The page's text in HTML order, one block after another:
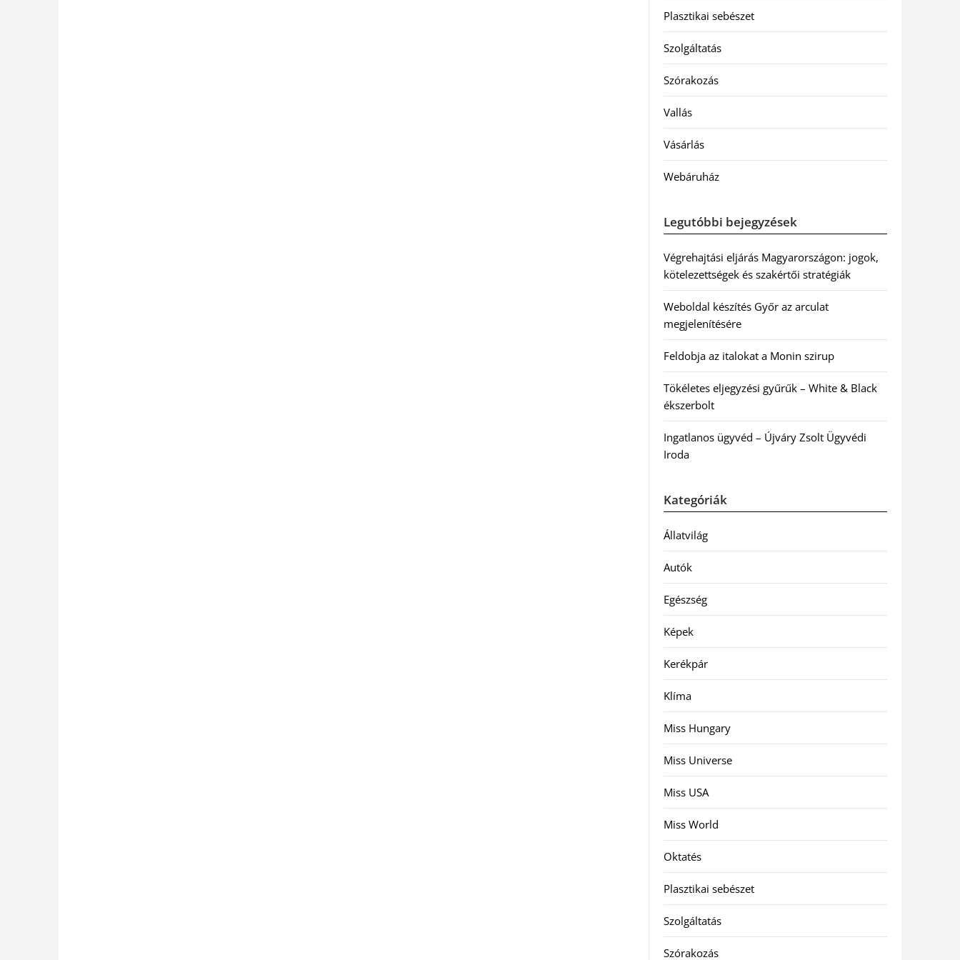
Plasztikai sebészet
Szolgáltatás
Szórakozás
Vallás
Vásárlás
Webáruház
Legutóbbi bejegyzések
Végrehajtási eljárás Magyarországon: jogok,
kötelezettségek és szakértői stratégiák
Weboldal készítés Győr az arculat
megjelenítésére
Feldobja az italokat a Monin szirup
Tökéletes eljegyzési gyűrűk – White & Black
ékszerbolt
Ingatlanos ügyvéd – Újváry Zsolt Ügyvédi
Iroda
Kategóriák
Állatvilág
Autók
Egészség
Képek
Kerékpár
Klíma
Miss Hungary
Miss Universe
Miss USA
Miss World
Oktatés
Plasztikai sebészet
Szolgáltatás
Szórakozás